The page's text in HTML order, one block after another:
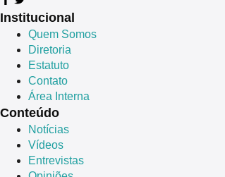
Institucional
Quem Somos
Diretoria
Estatuto
Contato
Área Interna
Conteúdo
Notícias
Vídeos
Entrevistas